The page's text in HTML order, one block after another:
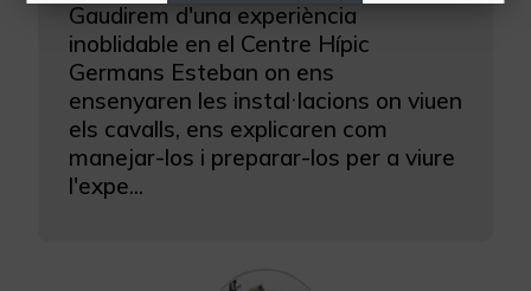
Gaudirem d'una experiència
inoblidable en el Centre Hípic
Germans Esteban on ens
ensenyaren les instal·lacions on viuen
els cavalls, ens explicaren com
manejar-los i preparar-los per a viure
l'expe...
Rebutjar Cookies
Configurar Cookies
Més informació